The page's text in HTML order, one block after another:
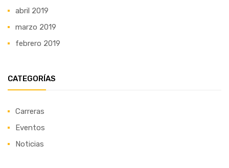
abril 2019
marzo 2019
febrero 2019
CATEGORÍAS
Carreras
Eventos
Noticias